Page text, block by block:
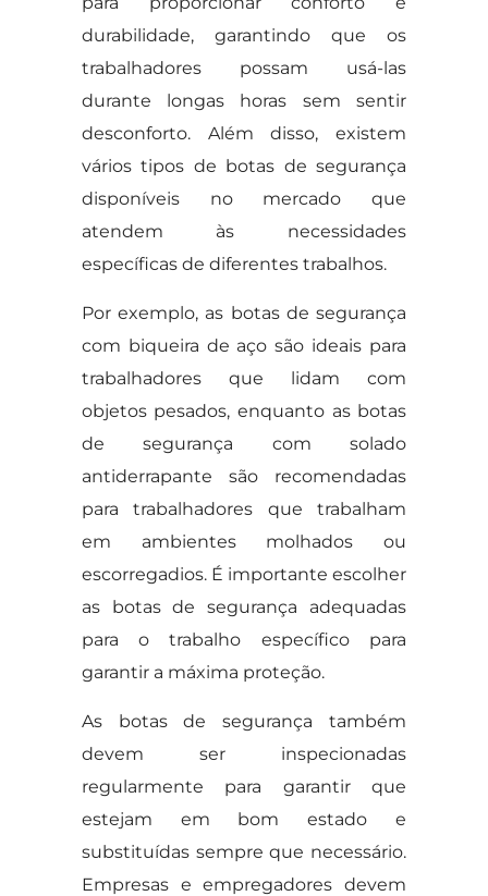
durabilidade, garantindo que os
trabalhadores possam usá-las
durante longas horas sem sentir
desconforto. Além disso, existem
vários tipos de botas de segurança
disponíveis no mercado que
atendem às necessidades
específicas de diferentes trabalhos.
Por exemplo, as botas de segurança
com biqueira de aço são ideais para
trabalhadores que lidam com
objetos pesados, enquanto as botas
de segurança com solado
antiderrapante são recomendadas
para trabalhadores que trabalham
em ambientes molhados ou
escorregadios. É importante escolher
as botas de segurança adequadas
para o trabalho específico para
garantir a máxima proteção.
As botas de segurança também
devem ser inspecionadas
regularmente para garantir que
estejam em bom estado e
substituídas sempre que necessário.
Empresas e empregadores devem